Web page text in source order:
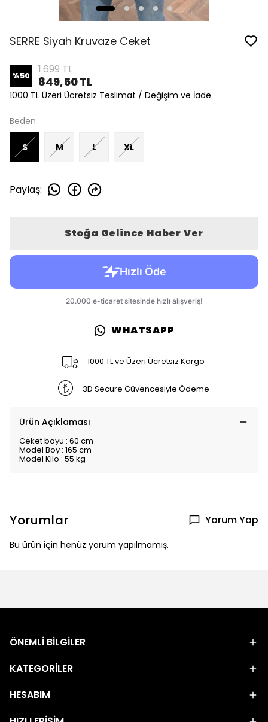
SERRE Siyah Kruvaze Ceket
%50 1.699 TL
849,50 TL
1000 TL Üzeri Ücretsiz Teslimat / Değişim ve İade
Beden
S M L XL
Paylaş:
Stoğa Gelince Haber Ver
WHATSAPP
1000 TL ve Üzeri Ücretsiz Kargo
3D Secure Güvencesiyle Ödeme
Ürün Açıklaması
Ceket boyu : 60 cm
Model Boy : 165 cm
Model Kilo : 55 kg
Yorumlar Yorum Yap
Bu ürün için henüz yorum yapılmamış.
ÖNEMLİ BİLGİLER
KATEGORİLER
HESABIM